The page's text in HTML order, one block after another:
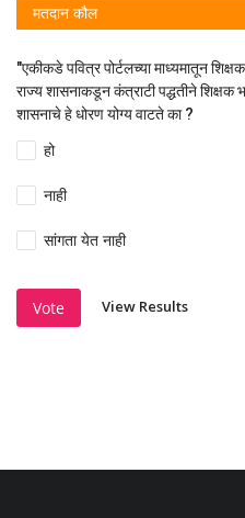
मतदान कौल
"एकीकडे पवित्र पोर्टलच्या माध्यमातून
राज्य शासनाकडून कंत्राटी पद्धतीने
शासनाचे हे धोरण योग्य वाटते का ?
हो
नाही
सांगता येत नाही
Vote View Results